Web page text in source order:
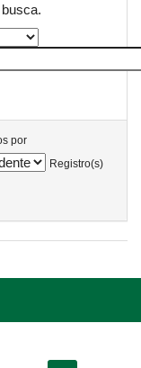
por
Registro(s)